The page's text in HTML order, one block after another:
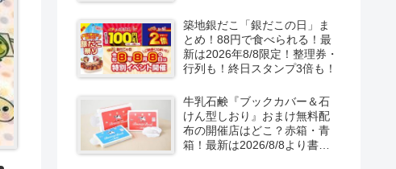
口コミ、入荷数、行列、売り
切れ、整理券は？
築地銀だこ「銀だこの日」ま
とめ！88円で食べられる！最
新は2026年8/8限定！整理券・
行列も！終日スタンプ3倍も！
牛乳石鹸『ブックカバー＆石
けん型しおり』おまけ無料配
布の開催店はどこ？赤箱・青
箱！最新は2026/8/8より書店